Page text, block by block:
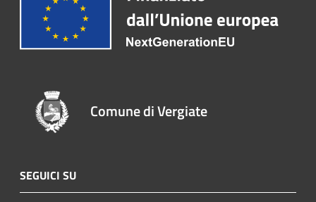
Comune di Vergiate
SEGUICI SU